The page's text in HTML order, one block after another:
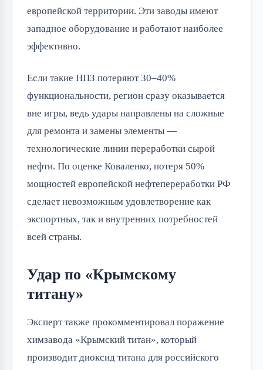
европейской территории. Эти заводы имеют
западное оборудование и работают наиболее
эффективно.
Если такие НПЗ потеряют 30–40%
функциональности, регион сразу оказывается
вне игры, ведь удары направлены на сложные
для ремонта и замены элементы —
технологические линии переработки сырой
нефти. По оценке Коваленко, потеря 50%
мощностей европейской нефтепереработки РФ
сделает невозможным удовлетворение как
экспортных, так и внутренних потребностей
всей страны.
Удар по «Крымскому
титану»
Эксперт также прокомментировал поражение
химзавода «Крымский титан», который
производит диоксид титана для российского